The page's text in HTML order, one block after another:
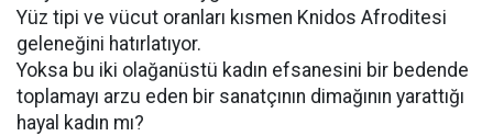
Yüz tipi ve vücut oranları kısmen Knidos Afroditesi
geleneğini hatırlatıyor.
Yoksa bu iki olağanüstü kadın efsanesini bir bedende
toplamayı arzu eden bir sanatçının dimağının yarattığı
hayal kadın mı?